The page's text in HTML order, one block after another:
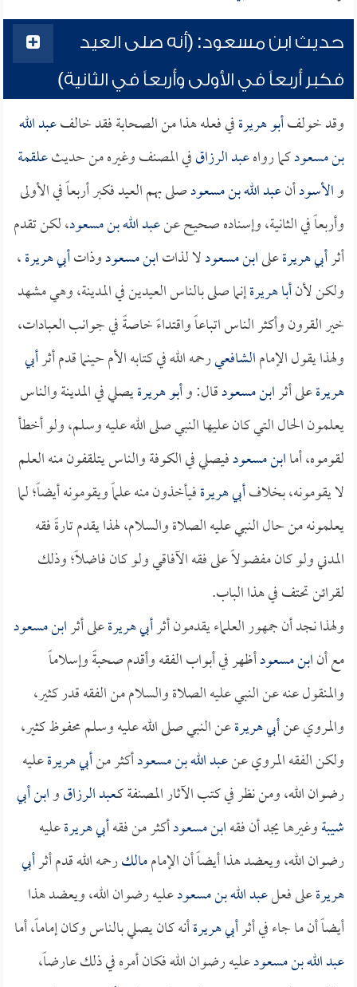
حديث ابن مسعود: (أنه صلى العيد
فكبر أربعاً في الأولى وأربعاً في الثانية)
وقد خولفأبو هريرةفي فعله هذا من الصحابة فقد خالفعبد الله
بن مسعودكما رواهعبد الرزاقفي المصنف وغيره من حديثعلقمة
والأسودأنعبد الله بن مسعودصلى بهم العيد فكبر أربعاً في الأولى
وأربعاً في الثانية، وإسناده صحيح عنعبد الله بن مسعود، لكن تقدم
أثرأبي هريرةعلىابن مسعودلا لذاتابن مسعودوذاتأبي هريرة،
ولكن لأنأبا هريرةإنما صلى بالناس العيدين في المدينة، وهي مشهد
خير القرون وأكثر الناس اتباعاً واقتداءً خاصةً في جوانب العبادات،
ولهذا يقول الإمامالشافعيرحمه الله في كتابه الأم حينما قدم أثرأبي
هريرةعلى أثرابن مسعودقال: وأبو هريرةيصلي في المدينة والناس
يعلمون الحال التي كان عليها النبي صلى الله عليه وسلم، ولو أخطأ
لقوموه، أماابن مسعودفيصلي في الكوفة والناس يتلقفون منه العلم
لا يقومونه، بخلافأبي هريرةفيأخذون منه علماً ويقومونه أيضاً؛ لما
يعلمونه من حال النبي عليه الصلاة والسلام، لهذا يقدم تارةً فقه
المدني ولو كان مفضولاً على فقه الآفاقي ولو كان فاضلاً؛ وذلك
لقرائن تحتف في هذا الباب.
ولهذا نجد أن جمهور العلماء يقدمون أثرأبي هريرةعلى أثرابن مسعود
مع أنابن مسعودأظهر في أبواب الفقه وأقدم صحبةً وإسلاماً
والمنقول عنه عن النبي عليه الصلاة والسلام من الفقه قدر كثير،
والمروي عنأبي هريرةعن النبي صلى الله عليه وسلم محفوظ كثير،
ولكن الفقه المروي عنعبد الله بن مسعودأكثر منأبي هريرةعليه
رضوان الله، ومن نظر في كتب الآثار المصنفة كـعبد الرزاقوابن أبي
شيبةوغيرها يجد أن فقهابن مسعودأكثر من فقهأبي هريرةعليه
رضوان الله، ويعضد هذا أيضاً أن الإماممالكرحمه الله قدم أثرأبي
هريرةعلى فعلعبد الله بن مسعودعليه رضوان الله، ويعضد هذا
أيضاً أن ما جاء في أثرأبي هريرةأنه كان يصلي بالناس وكان إماماً، أما
عبد الله بن مسعودعليه رضوان الله فكان أمره في ذلك عارضاً،